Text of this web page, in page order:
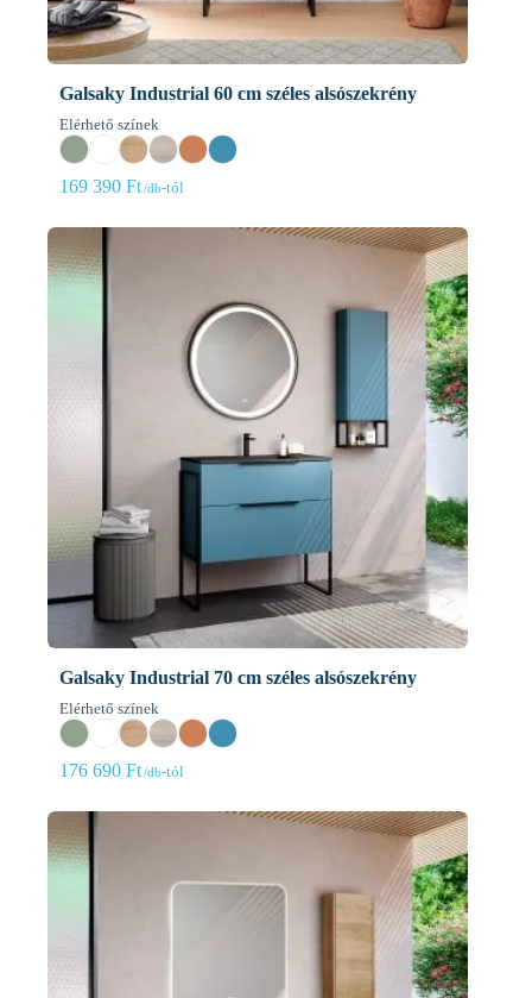
Galsaky Industrial 60 cm széles alsószekrény
Elérhető színek
169 390 Ft -tól
Galsaky Industrial 70 cm széles alsószekrény
Elérhető színek
176 690 Ft -tól